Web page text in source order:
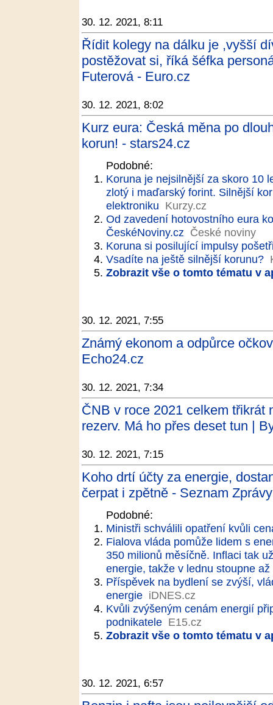
30. 12. 2021, 8:11
Řídit kolegy na dálku je ,vyšší
postěžovat si, říká šéfka
Futerová - Euro.cz
30. 12. 2021, 8:02
Kurz eura: Česká měna po
korun! - stars24.cz
Podobné:
Koruna je nejsilnější za skoro 10
zlotý i maďarský forint. Silnější
elektroniku Kurzy.cz
Od zavedení hotovostního eura
ČeskéNoviny.cz České noviny
Koruna si posilující impulsy
Vsadíte na ještě silnější korunu?
Zobrazit vše o tomto tématu v
30. 12. 2021, 7:55
Známý ekonom a odpůrce
Echo24.cz
30. 12. 2021, 7:34
ČNB v roce 2021 celkem třikrát
rezerv. Má ho přes deset tun |
30. 12. 2021, 7:15
Koho drtí účty za energie,
čerpat i zpětně - Seznam Zprávy
Podobné:
Ministři schválili opatření kvůli
Fialova vláda pomůže lidem s
350 milionů měsíčně. Inflaci tak
energie, takže v lednu stoupne
Příspěvek na bydlení se zvýší,
energie iDNES.cz
Kvůli zvýšeným cenám energií
podnikatele E15.cz
Zobrazit vše o tomto tématu v
30. 12. 2021, 6:57